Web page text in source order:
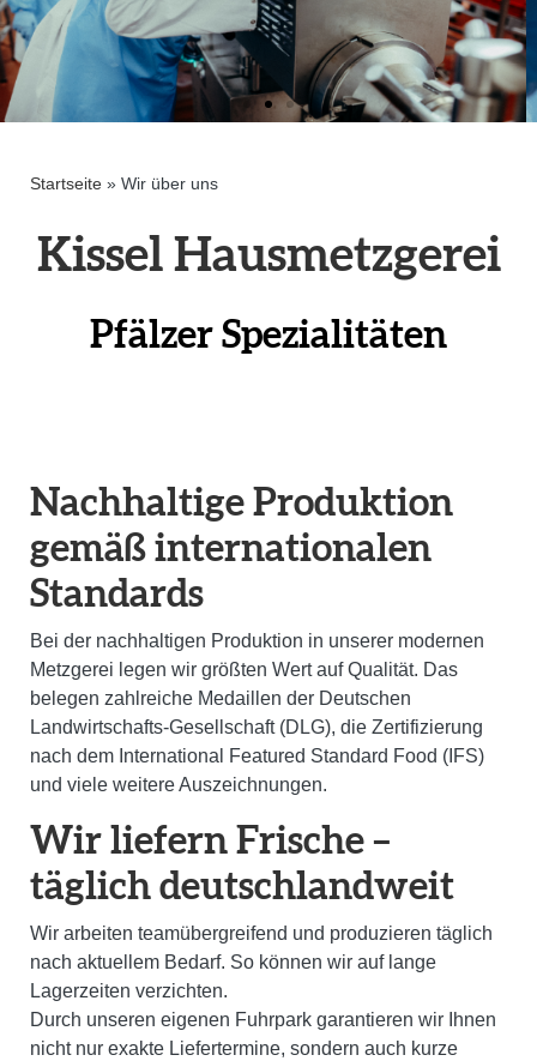
Startseite » Wir über uns
Kissel Hausmetz­gerei
Pfälzer Spezia­li­täten
Nachhaltige Produktion
gemäß internationalen
Standards
Bei der nachhaltigen Produktion in unserer modernen
Metzgerei legen wir größten Wert auf Qualität. Das
belegen zahlreiche Medaillen der Deutschen
Landwirtschafts-Gesellschaft (DLG), die Zertifizierung
nach dem International Featured Standard Food (IFS)
und viele weitere Auszeichnungen.
Wir liefern Frische –
täglich deutschlandweit
Wir arbeiten teamübergreifend und produzieren täglich
nach aktuellem Bedarf. So können wir auf lange
Lagerzeiten verzichten.
Durch unseren eigenen Fuhrpark garantieren wir Ihnen
nicht nur exakte Liefertermine, sondern auch kurze